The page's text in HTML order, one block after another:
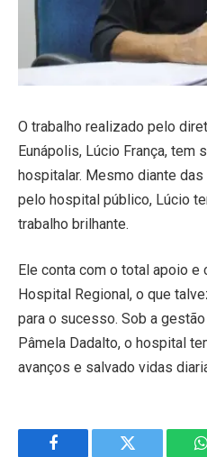
O trabalho realizado pelo
Eunápolis, Lúcio França, tem
hospitalar. Mesmo diante
pelo hospital público, Lúcio
trabalho brilhante.
Ele conta com o total apoio
Hospital Regional, o que
para o sucesso. Sob a
Pâmela Dadalto, o hospital
avanços e salvado vidas